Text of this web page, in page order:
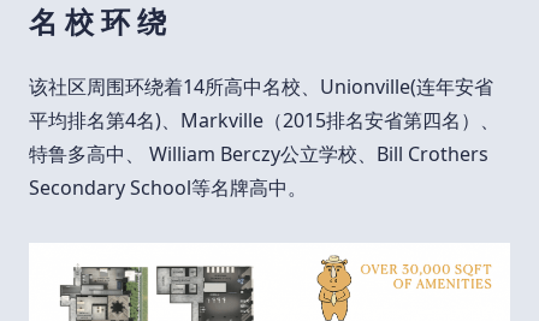
名 校 环 绕
该社区周围环绕着14所高中名校、Unionville(连年安省
平均排名第4名)、Markville（2015排名安省第四名）、
特鲁多高中、 William Berczy公立学校、Bill Crothers
Secondary School等名牌高中。